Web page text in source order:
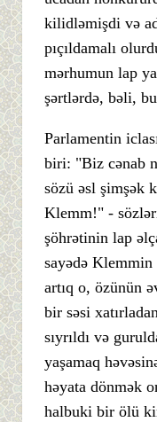
kilidləmişdi və
pıçıldamalı
mərhumun lap
şərtlərdə, bəli,
Parlamentin
biri: "Biz cənab
sözü əsl şimşək
Klemm!" -
şöhrətinin lap
sayədə
artıq o, özünün
bir səsi
sıyrıldı və
yaşamaq
həyata dönmək
halbuki bir ölü